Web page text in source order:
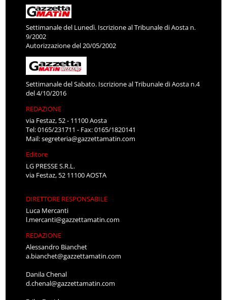
Settimanale del Lunedì. Iscrizione al Tribunale di Aosta n.
9/2002
Autorizzazione del 20/05/2002
Settimanale del Sabato. Iscrizione al Tribunale di Aosta n.4
del 4/10/2016
REDAZIONE
via Festaz, 52 - 11100 Aosta
Tel: 0165/231711 - Fax: 0165/1820141
Mail:segreteria@gazzettamatin.com
Editore
LG PRESSE S.R.L.
via Festaz, 52 11100 AOSTA
DIRETTORE RESPONSABILE
Luca Mercanti
l.mercanti@gazzettamatin.com
REDAZIONE
Alessandro Bianchet
a.bianchet@gazzettamatin.com
Danila Chenal
d.chenal@gazzettamatin.com